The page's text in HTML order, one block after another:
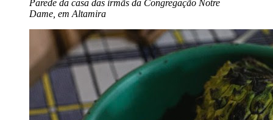
Parede da casa das irmãs da Congregação Notre
Dame, em Altamira